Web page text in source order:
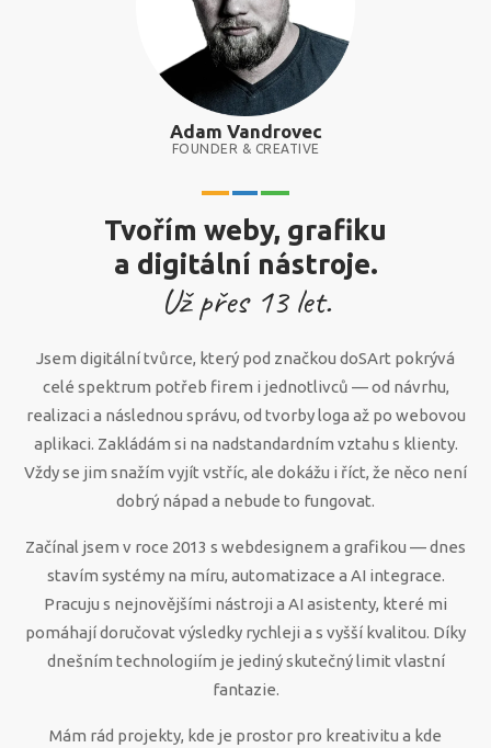
Adam Vandrovec
FOUNDER & CREATIVE
Tvořím weby, grafiku
a digitální nástroje.
Už přes 13let.
Jsem digitální tvůrce, který pod značkou doSArt pokrývá
celé spektrum potřeb firem i jednotlivců — od návrhu,
realizaci a následnou správu, od tvorby loga až po webovou
aplikaci. Zakládám si na nadstandardním vztahu s klienty.
Vždy se jim snažím vyjít vstříc, ale dokážu i říct, že něco není
dobrý nápad a nebude to fungovat.
Začínal jsem v roce 2013 s webdesignem a grafikou — dnes
stavím systémy na míru, automatizace a AI integrace.
Pracuju s nejnovějšími nástroji a AI asistenty, které mi
pomáhají doručovat výsledky rychleji a s vyšší kvalitou. Díky
dnešním technologiím je jediný skutečný limit vlastní
fantazie.
Mám rád projekty, kde je prostor pro kreativitu a kde